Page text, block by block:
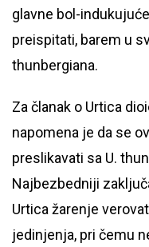
glavne bol-
preispitati, barem u
thunbergiana.
Za članak o Urtica
napomena je da se
preslikavati sa U.
Najbezbedniji
Urtica žarenje
jedinjenja, pri čemu